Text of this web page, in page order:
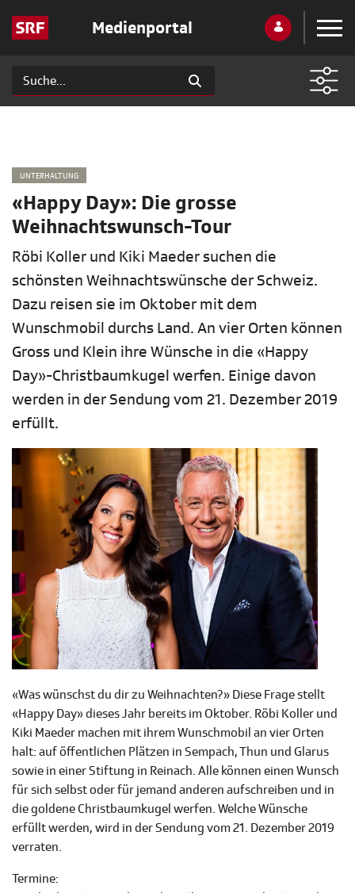
Medienportal
UNTERHALTUNG
«Happy Day»: Die grosse
Weihnachtswunsch-Tour
Röbi Koller und Kiki Maeder suchen die
schönsten Weihnachtswünsche der Schweiz.
Dazu reisen sie im Oktober mit dem
Wunschmobil durchs Land. An vier Orten können
Gross und Klein ihre Wünsche in die «Happy
Day»-Christbaumkugel werfen. Einige davon
werden in der Sendung vom 21. Dezember 2019
erfüllt.
«Was wünschst du dir zu Weihnachten?» Diese Frage stellt
«Happy Day» dieses Jahr bereits im Oktober. Röbi Koller und
Kiki Maeder machen mit ihrem Wunschmobil an vier Orten
halt: auf öffentlichen Plätzen in Sempach, Thun und Glarus
sowie in einer Stiftung in Reinach. Alle können einen Wunsch
für sich selbst oder für jemand anderen aufschreiben und in
die goldene Christbaumkugel werfen. Welche Wünsche
erfüllt werden, wird in der Sendung vom 21. Dezember 2019
verraten.
Termine: